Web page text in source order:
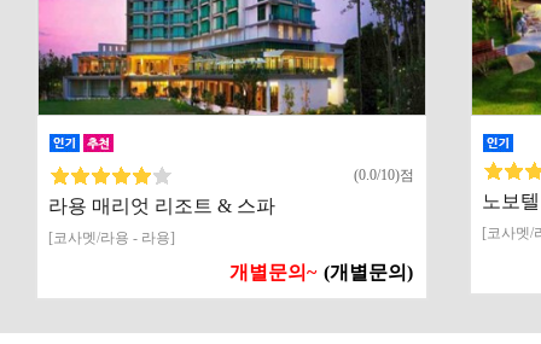
(0.0/10)점
라용 매리엇 리조트 & 스파
[코사멧/라용 - 라용]
개별문의~ (개별문의)
노보
[코사멧/